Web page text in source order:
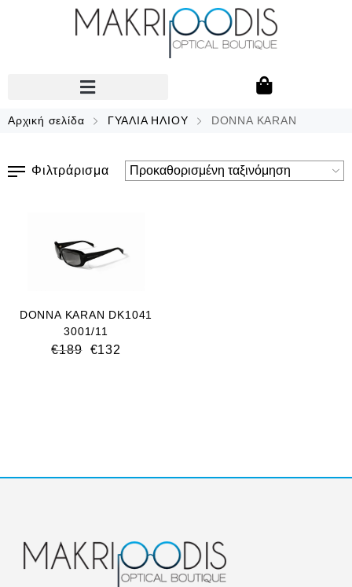
Αρχική σελίδα ΓΥΑΛΙΑ ΗΛΙΟΥ DONNA KARAN
Φιλτράρισμα
DONNA KARAN DK1041
3001/11
€189 €132